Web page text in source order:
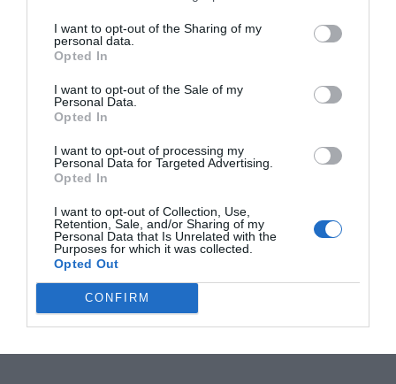
I want to opt-out of the Sharing of my
personal data.
Opted In
I want to opt-out of the Sale of my
Personal Data.
Opted In
I want to opt-out of processing my
Personal Data for Targeted Advertising.
Opted In
I want to opt-out of Collection, Use,
Retention, Sale, and/or Sharing of my
Personal Data that Is Unrelated with the
Purposes for which it was collected.
Opted Out
CONFIRM